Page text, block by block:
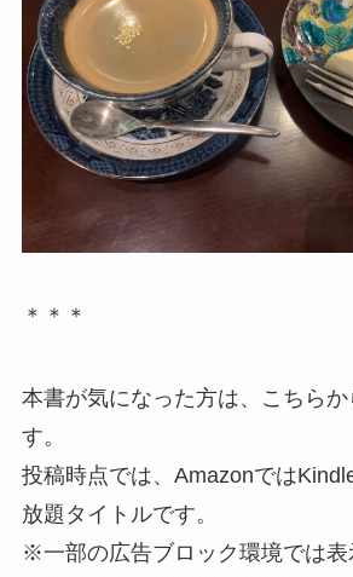
＊＊＊
本書が気になった方は、こちらか
す。
投稿時点では、Amazonでは
放題タイトルです。
※一部の広告ブロック環境では表